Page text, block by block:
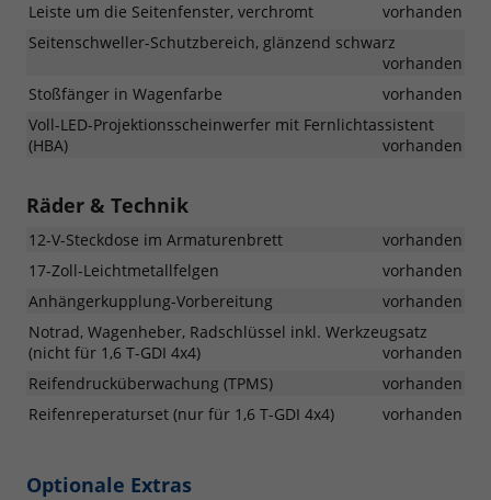
Leiste um die Seitenfenster, verchromt
vorhanden
Seitenschweller-Schutzbereich, glänzend schwarz
vorhanden
Stoßfänger in Wagenfarbe
vorhanden
Voll-LED-Projektionsscheinwerfer mit Fernlichtassistent
(HBA)
vorhanden
Räder & Technik
12-V-Steckdose im Armaturenbrett
vorhanden
17-Zoll-Leichtmetallfelgen
vorhanden
Anhängerkupplung-Vorbereitung
vorhanden
Notrad, Wagenheber, Radschlüssel inkl. Werkzeugsatz
(nicht für 1,6 T-GDI 4x4)
vorhanden
Reifendrucküberwachung (TPMS)
vorhanden
Reifenreperaturset (nur für 1,6 T-GDI 4x4)
vorhanden
Optionale Extras